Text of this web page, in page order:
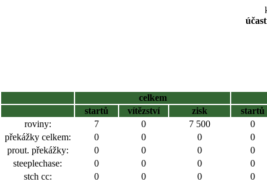
celkem
startů
vítězství zisk
startů
roviny:
7 0 7 500
0
překážky celkem:
0 0 0
0
prout. překážky:
0 0 0
0
steeplechase:
0 0 0
0
stch cc:
0 0 0 0